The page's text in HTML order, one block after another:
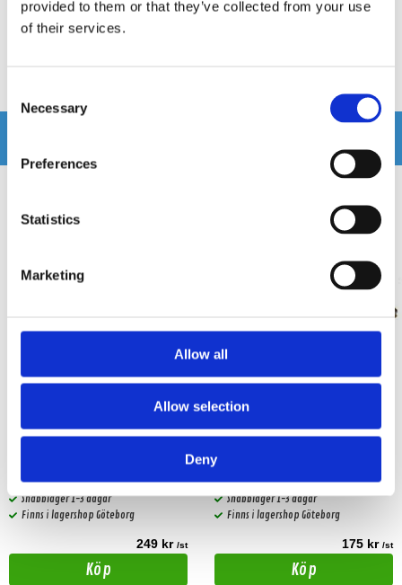
provided to them or that they’ve collected from your use
of their services.
Selection
Necessary
Preferences
Statistics
Marketing
Allow all
Allow selection
Deny
Finns i lagershop Göteborg Finns i lagershop Göteborg
Snabblager 1-3 dagar
Finns i lagershop Göteborg
249 kr /st
Köp
Snabblager 1-3 dagar
Finns i lagershop Göteborg
175 kr /st
Köp